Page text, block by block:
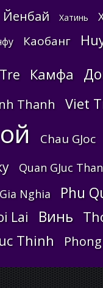
Йенбай Хатинь
Каобанг
Камфа
Thanh Viet
Chau GJoc
Quan GJuc
Gia Nghia Phu
Lai Винь
Thinh